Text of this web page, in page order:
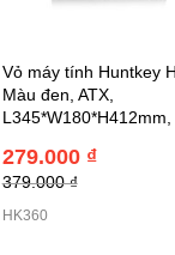
Vỏ máy tính Huntkey
Màu đen, ATX,
L345*W180*H412mm,
279.000 ₫
379.000 ₫
HK360